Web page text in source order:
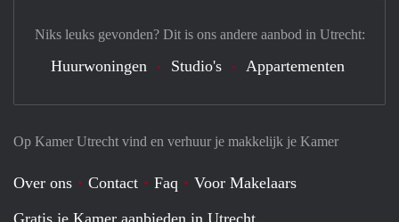
Op Kamer Utrecht vind en verhuur je makkelijk je Kamer
Over ons Contact Faq
Voor Makelaars
Gratis je Kamer aanbieden in Utrecht
Niks leuks gevonden? Dit is ons andere aanbod in Utrecht:
Huurwoningen Studio's Appartementen